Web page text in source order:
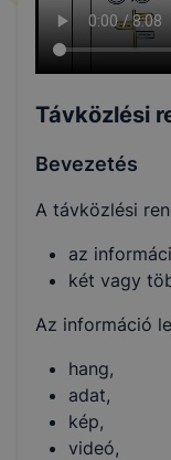
Távközlési
Bevezetés
A távközlési
az
két vagy
Az információ
hang,
adat,
kép,
videó,